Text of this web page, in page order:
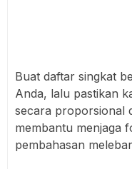
Buat daftar singkat
Anda, lalu pastikan
secara proporsional
membantu menjaga
pembahasan